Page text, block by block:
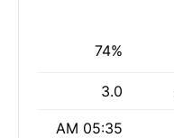
74%
3.0
05:35 AM